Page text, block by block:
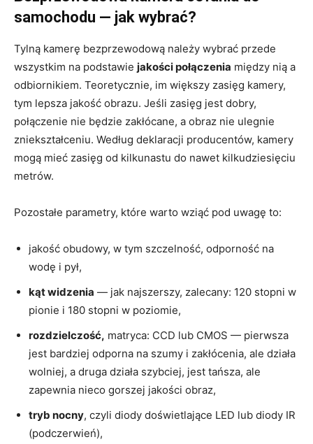
samochodu — jak wybrać?
Tylną kamerę bezprzewodową należy wybrać przede
wszystkim na podstawie jakości połączenia między nią a
odbiornikiem. Teoretycznie, im większy zasięg kamery,
tym lepsza jakość obrazu. Jeśli zasięg jest dobry,
połączenie nie będzie zakłócane, a obraz nie ulegnie
zniekształceniu. Według deklaracji producentów, kamery
mogą mieć zasięg od kilkunastu do nawet kilkudziesięciu
metrów.
Pozostałe parametry, które warto wziąć pod uwagę to:
jakość obudowy, w tym szczelność, odporność na
wodę i pył,
kąt widzenia — jak najszerszy, zalecany: 120 stopni w
pionie i 180 stopni w poziomie,
rozdzielczość, matryca: CCD lub CMOS — pierwsza
jest bardziej odporna na szumy i zakłócenia, ale działa
wolniej, a druga działa szybciej, jest tańsza, ale
zapewnia nieco gorszej jakości obraz,
tryb nocny, czyli diody doświetlające LED lub diody IR
(podczerwień),